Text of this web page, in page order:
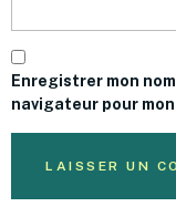
Enregistrer mon
navigateur pour